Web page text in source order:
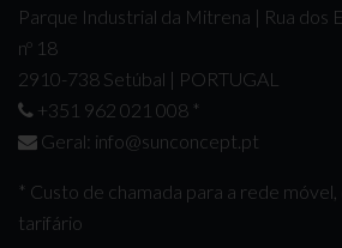
Parque Industrial da Mitrena | Rua dos
nº 18
2910-738 Setúbal | PORTUGAL
+351 962 021 008 *
Geral: info@sunconcept.pt
* Custo de chamada para a rede
tarifário